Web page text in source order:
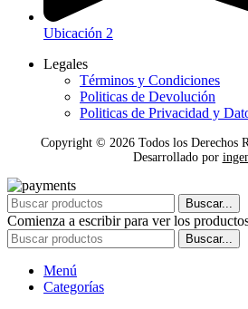
Ubicación 2
Legales
Términos y Condiciones
Politicas de Devolución
Politicas de Privacidad y
Copyright © 2026Todos los Derechos
Desarrollado por
Buscar...
Comienza a escribir para ver los
Buscar...
Menú
Categorías